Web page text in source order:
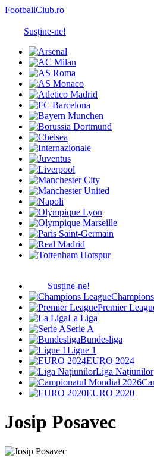
FootballClub.ro
Susține-ne!
Susține-ne!
Premier
La Liga
Serie A
Bundesliga
Ligue 1
EURO 2024
Liga Națiunilor
EURO 2020
Josip Posavec